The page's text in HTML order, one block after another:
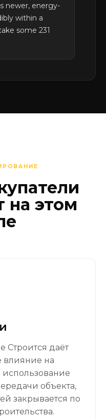
newer, energy-
within a
some 231
на этом
Строится даёт
влияние на
использование
объекта,
закрывается по